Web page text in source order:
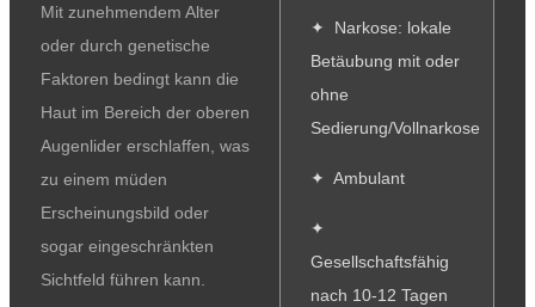
Mit zunehmendem Alter
oder durch genetische
Faktoren bedingt kann die
Haut im Bereich der oberen
Augenlider erschlaffen, was
zu einem müden
Erscheinungsbild oder
sogar eingeschränkten
Sichtfeld führen kann.
✦ Narkose: lokale
Betäubung mit oder
ohne
Sedierung/Vollnarkose
✦ Ambulant
✦
Gesellschaftsfähig
nach 10-12 Tagen